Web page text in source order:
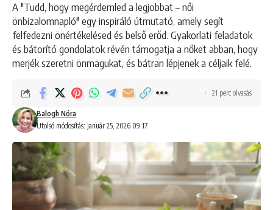
A "Tudd, hogy megérdemled a legjobbat – női
önbizalomnapló" egy inspiráló útmutató, amely segít
felfedezni önértékelésed és belső erőd. Gyakorlati feladatok
és bátorító gondolatok révén támogatja a nőket abban, hogy
merjék szeretni önmagukat, és bátran lépjenek a céljaik felé.
Utolsó módosítás: január 25, 2026 09:17
Balogh Nóra
21 perc olvasás